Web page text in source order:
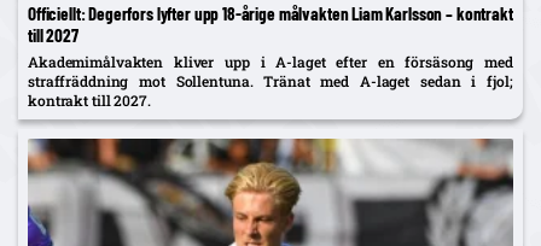
Officiellt: Degerfors lyfter upp 18-årige målvakten Liam Karlsson – kontrakt
till 2027
Akademimålvakten kliver upp i A-laget efter en försäsong med
straffräddning mot Sollentuna. Tränat med A-laget sedan i fjol;
kontrakt till 2027.